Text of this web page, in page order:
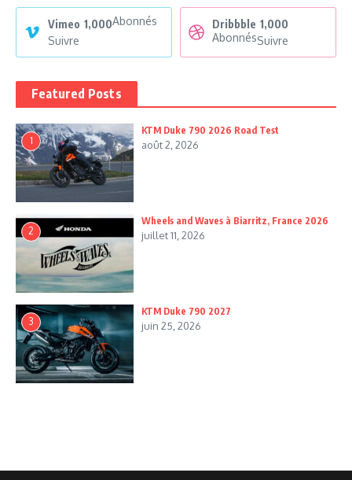
Vimeo 1,000Abonnés
Suivre
Dribbble 1,000
AbonnésSuivre
Featured Posts
1
KTM Duke 790 2026 Road Test
août 2, 2026
2
Wheels and Waves à Biarritz, France 2026
juillet 11, 2026
3
KTM Duke 790 2027
juin 25, 2026